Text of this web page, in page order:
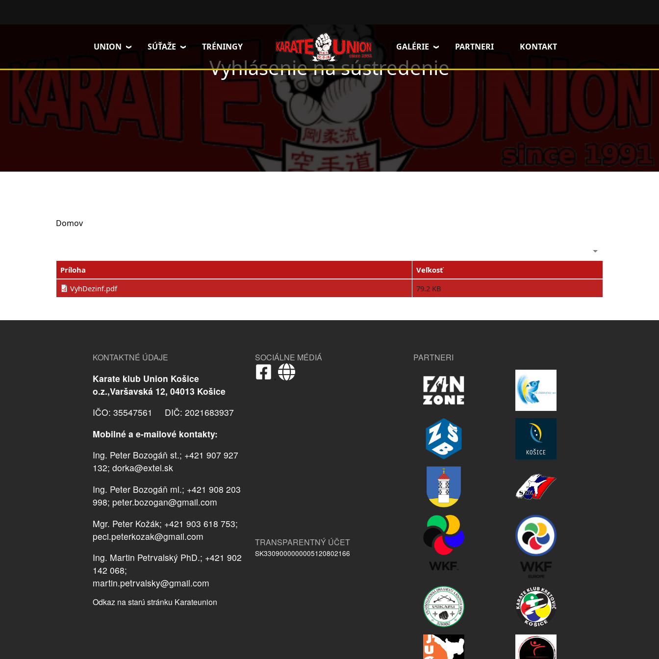
UNION SÚŤAŽE TRÉNINGY GALÉRIE PARTNERI KONTAKT
Vyhlásenie na sústredenie
Domov
Príloha
Veľkosť
VyhDezinf.pdf
79.2 KB
KONTAKTNÉ ÚDAJE
Karate klub Union Košice
o.z.,Varšavská 12, 04013 Košice
IČO: 35547561 DIČ: 2021683937
Mobilné a e-mailové kontakty:
Ing. Peter Bozogáň st.; +421 907 927
132; dorka@extel.sk
Ing. Peter Bozogáň ml.; +421 908 203
998; peter.bozogan@gmail.com
Mgr. Peter Kožák; +421 903 618 753;
peci.peterkozak@gmail.com
Ing. Martin Petrvalský PhD.; +421 902
142 068;
martin.petrvalsky@gmail.com
Odkaz na starú stránku Karateunion
SOCIÁLNE MÉDIÁ
,
TRANSPARENTNÝ ÚČET
SK3309000000005120802166
PARTNERI